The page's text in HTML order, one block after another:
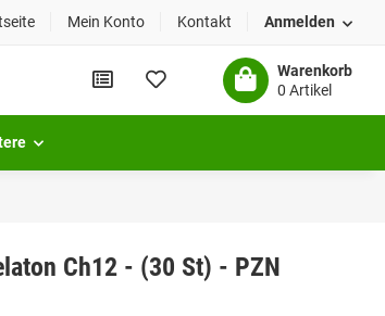
Mein Konto Kontakt Anmelden
Warenkorb
0 Artikel
Ch12 - (30 St) - PZN